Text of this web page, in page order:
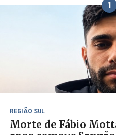
1
REGIÃO SUL
Morte de Fábio